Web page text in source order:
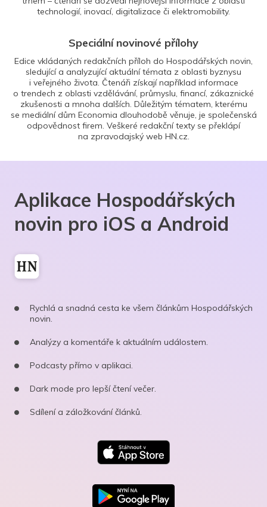
technologií, inovací, digitalizace či elektromobility.
Speciální novinové přílohy
Edice vkládaných redakčních příloh do Hospodářských novin,
sledující a analyzující aktuální témata z oblasti byznysu
i veřejného života. Čtenáři získají například informace
o trendech z oblasti vzdělávání, průmyslu, financí, zákaznické
zkušenosti a mnoha dalších. Důležitým tématem, kterému
se mediální dům Economia dlouhodobě věnuje, je společenská
odpovědnost firem. Veškeré redakční texty se překlápí
na zpravodajský web HN.cz.
Aplikace Hospodářských
novin pro iOS a Android
Rychlá a snadná cesta ke všem článkům Hospodářských
novin.
Analýzy a komentáře k aktuálním událostem.
Podcasty přímo v aplikaci.
Dark mode pro lepší čtení večer.
Sdílení a záložkování článků.